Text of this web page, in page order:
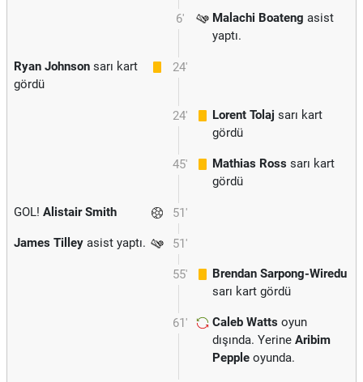
6' Malachi Boateng asist
yaptı.
24'
Ryan Johnson sarı kart
gördü
24' Lorent Tolaj sarı kart
gördü
45' Mathias Ross sarı kart
gördü
51'
GOL! Alistair Smith
51'
James Tilley asist yaptı.
55'
Brendan Sarpong-Wiredu
sarı kart gördü
61' Caleb Watts oyun
dışında. Yerine Aribim
Pepple oyunda.